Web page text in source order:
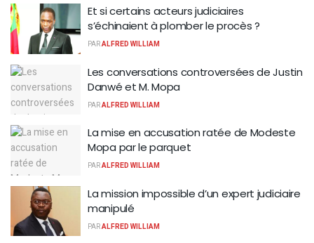
Et si certains acteurs judiciaires
s’échinaient à plomber le procès ?
PARALFRED WILLIAM
Les conversations controversées de Justin
Danwé et M. Mopa
PARALFRED WILLIAM
La mise en accusation ratée de Modeste
Mopa par le parquet
PARALFRED WILLIAM
La mission impossible d’un expert judiciaire
manipulé
PARALFRED WILLIAM